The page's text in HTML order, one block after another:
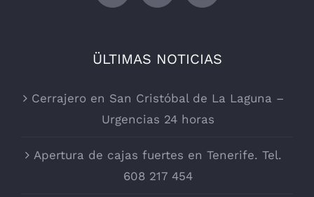
ÜLTIMAS NOTICIAS
Cerrajero en San Cristóbal de La Laguna –
Urgencias 24 horas
Apertura de cajas fuertes en Tenerife. Tel.
608 217 454